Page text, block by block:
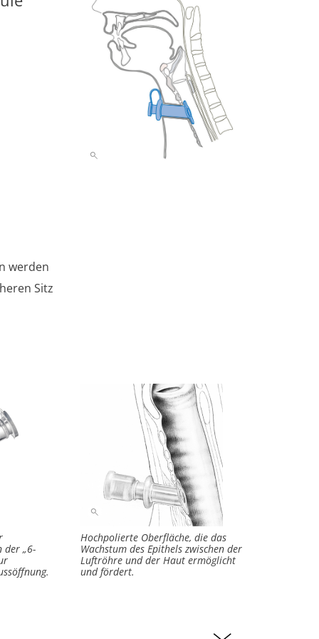
werden
Sitz
der „6-
Hochpolierte Oberfläche, die das
Wachstum des Epithels zwischen der
Luftröhre und der Haut ermöglicht
und fördert.